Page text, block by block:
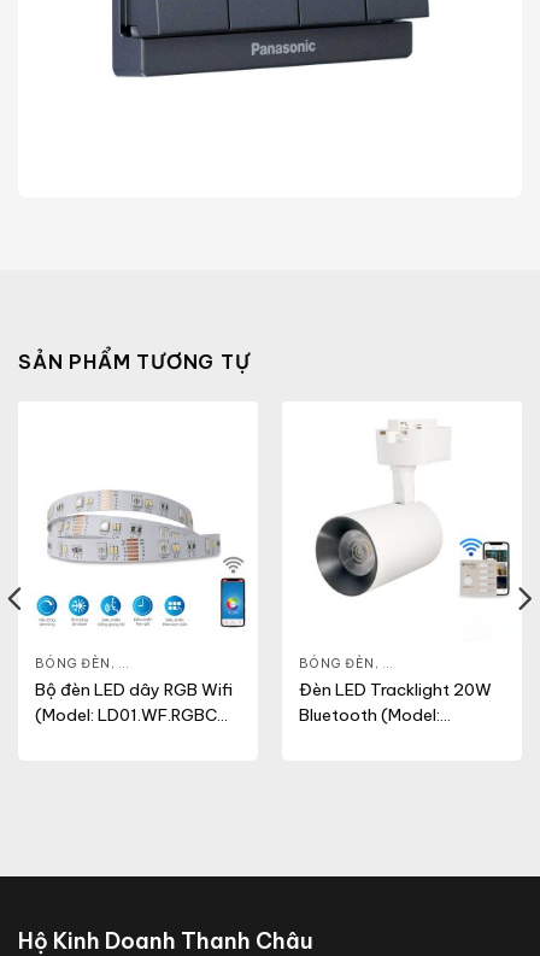
SẢN PHẨM TƯƠNG TỰ
BÓNG ĐÈN , ĐÈN THÔNG MINH THIẾT BỊ ĐIỆN
Bộ đèn LED dây RGB Wifi
(Model: LD01.WF.RGBCW
BÓNG ĐÈN , ĐÈN LED CHIẾU ĐIỂM
Đèn LED Tracklight 20W
Bluetooth (Model:
,THIẾT BỊ ĐIỆN KHÁC
Hộ Kinh Doanh Thanh Châu